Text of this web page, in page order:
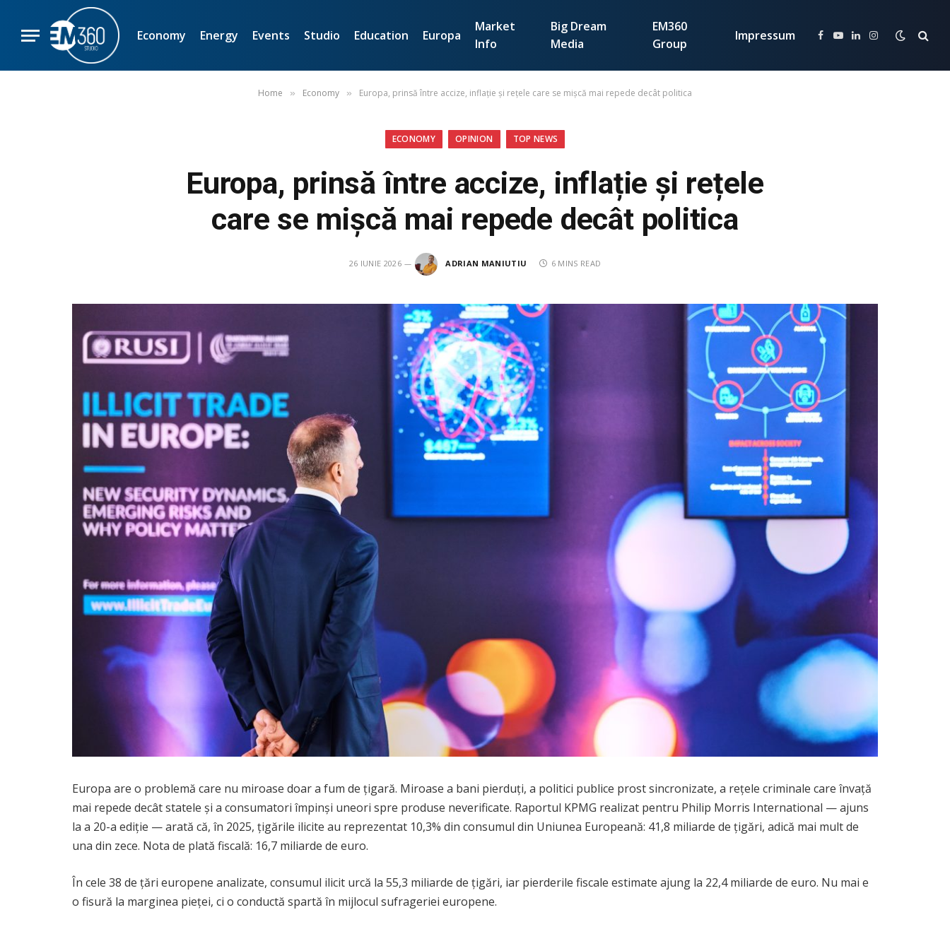
Economy Energy Events Studio Education Europa
Market
Info
Big Dream
Media
EM360
Group
Impressum Facebook
YouTube
LinkedInInstagram
Home » Economy » Europa, prinsă între accize, inflație și rețele care se mișcă mai repede decât politica
ECONOMY OPINION TOP NEWS
Europa, prinsă între accize, inflație și rețele
care se mișcă mai repede decât politica
26 IUNIE 2026 ADRIAN MANIUTIU 6 MINS READ
Europa are o problemă care nu miroase doar a fum de țigară. Miroase a bani pierduți, a politici publice prost sincronizate, a rețele criminale care învață
mai repede decât statele și a consumatori împinși uneori spre produse neverificate. Raportul KPMG realizat pentru Philip Morris International — ajuns
la a 20-a ediție — arată că, în 2025, țigările ilicite au reprezentat 10,3% din consumul din Uniunea Europeană: 41,8 miliarde de țigări, adică mai mult de
una din zece. Nota de plată fiscală: 16,7 miliarde de euro.
În cele 38 de țări europene analizate, consumul ilicit urcă la 55,3 miliarde de țigări, iar pierderile fiscale estimate ajung la 22,4 miliarde de euro. Nu mai e
o fisură la marginea pieței, ci o conductă spartă în mijlocul sufrageriei europene.